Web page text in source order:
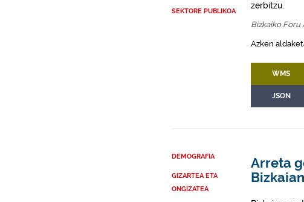
SEKTORE PUBLIKOA
zerbitzu.
Bizkaiko Foru
Azken
WMS
JSON
DEMOGRAFIA
GIZARTEA ETA
ONGIZATEA
Arreta
Bizkaian